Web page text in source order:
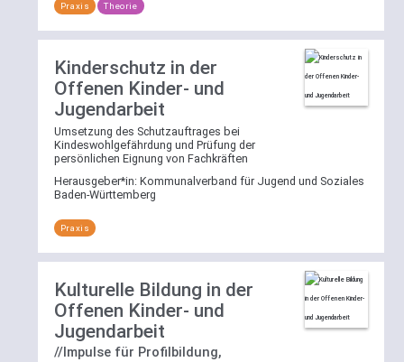
Praxis Theorie
Kinderschutz in der
Offenen Kinder- und
Jugendarbeit
Umsetzung des Schutzauftrages bei
Kindeswohlgefährdung und Prüfung der
persönlichen Eignung von Fachkräften
Herausgeber*in: Kommunalverband für Jugend und Soziales
Baden-Württemberg
Praxis
Kulturelle Bildung in der
Offenen Kinder- und
Jugendarbeit
//Impulse für Profilbildung,